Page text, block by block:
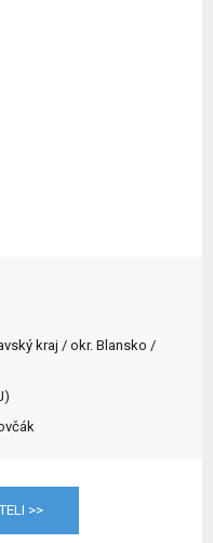
kraj / okr. Blansko /
>>